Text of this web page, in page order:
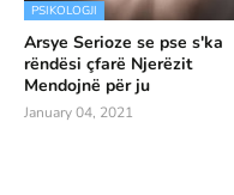
PSIKOLOGJI
Arsye Serioze se pse s'ka
rëndësi çfarë Njerëzit
Mendojnë për ju
January 04, 2021